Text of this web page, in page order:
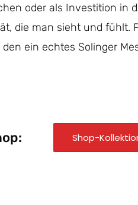
oder als Investition in
die man sieht und fühlt.
den ein echtes Solinger
Shop-